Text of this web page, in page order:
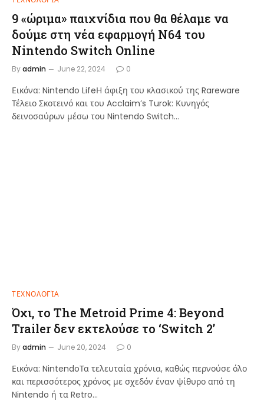
9 «ώριμα» παιχνίδια που θα θέλαμε να
δούμε στη νέα εφαρμογή N64 του
Nintendo Switch Online
Byadmin June 22, 2024 0
Εικόνα: Nintendo LifeΗ άφιξη του κλασικού της Rareware
Τέλειο Σκοτεινό και του Acclaim’s Turok: Κυνηγός
δεινοσαύρων μέσω του Nintendo Switch…
ΤΕΧΝΟΛΟΓΊΑ
Όχι, το The Metroid Prime 4: Beyond
Trailer δεν εκτελούσε το ‘Switch 2’
Byadmin June 20, 2024 0
Εικόνα: NintendoΤα τελευταία χρόνια, καθώς περνούσε όλο
και περισσότερος χρόνος με σχεδόν έναν ψίθυρο από τη
Nintendo ή τα Retro…